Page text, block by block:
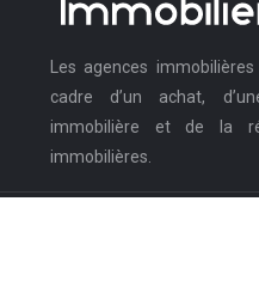
Les agences
cadre d’un achat,
immobilière et de la
immobilières.